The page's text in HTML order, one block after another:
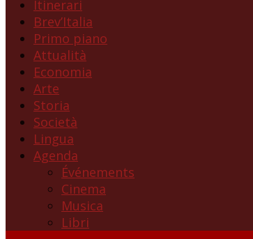
Itinerari
Brev’Italia
Primo piano
Attualità
Economia
Arte
Storia
Società
Lingua
Agenda
Événements
Cinema
Musica
Libri